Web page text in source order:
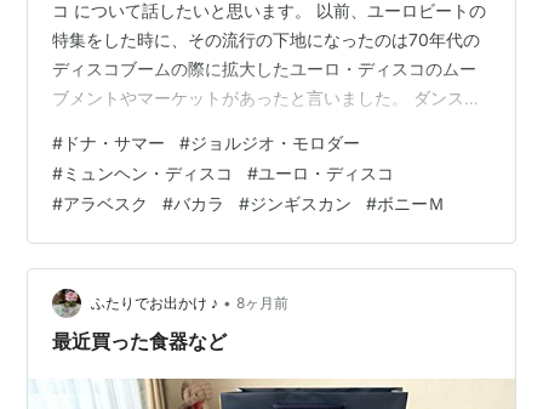
コ について話したいと思います。 以前、ユーロビートの
特集をした時に、その流行の下地になったのは70年代の
ディスコブームの際に拡大したユーロ・ディスコのムー
ブメントやマーケットがあったと言いました。 ダンス・
がリードしていたし、アメリカマーケットが世界の中心
だったのは間違いありません。ただ、ディスコブームは
大きな地殻変動で、英米のようなポップス先進国以外の
音楽を活発化させたのです。 そして、その象徴と言える
のがドイツ、ミュンヘンと考えています。非英語圏であ
るドイツから世界的なヒットが多く生ま…
# ドナ・サマー #ジョルジオ・モロダー
#ミュンヘン・ディスコ #ユーロ・ディスコ
#アラベスク #バカラ #ジンギスカン #ボニーＭ
ふたりでお出かけ ♪ • 8ヶ月前
最近買った食器など